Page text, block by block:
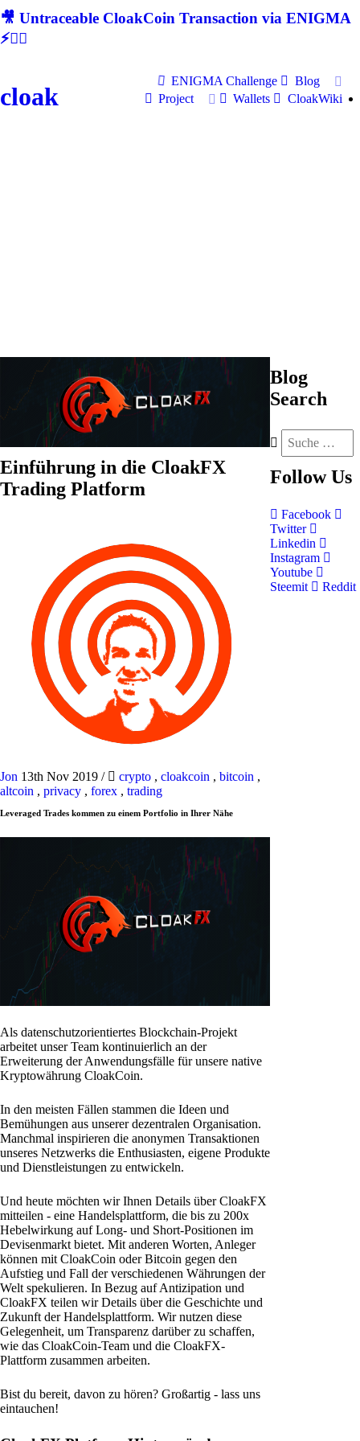
🎥 Untraceable CloakCoin Transaction via ENIGMA
⚡🕵‍♂
cloak
ENIGMA Challenge
Blog
Project
Wallets CloakWiki
Einführung in die CloakFX
Trading Platform
Jon 13th Nov 2019 / crypto , cloakcoin , bitcoin ,
altcoin , privacy , forex , trading
Leveraged Trades kommen zu einem Portfolio in Ihrer Nähe
Als datenschutzorientiertes Blockchain-Projekt
arbeitet unser Team kontinuierlich an der
Erweiterung der Anwendungsfälle für unsere native
Kryptowährung CloakCoin.
In den meisten Fällen stammen die Ideen und
Bemühungen aus unserer dezentralen Organisation.
Manchmal inspirieren die anonymen Transaktionen
unseres Netzwerks die Enthusiasten, eigene Produkte
und Dienstleistungen zu entwickeln.
Und heute möchten wir Ihnen Details über CloakFX
mitteilen - eine Handelsplattform, die bis zu 200x
Hebelwirkung auf Long- und Short-Positionen im
Devisenmarkt bietet. Mit anderen Worten, Anleger
können mit CloakCoin oder Bitcoin gegen den
Aufstieg und Fall der verschiedenen Währungen der
Welt spekulieren. In Bezug auf Antizipation und
CloakFX teilen wir Details über die Geschichte und
Zukunft der Handelsplattform. Wir nutzen diese
Gelegenheit, um Transparenz darüber zu schaffen,
wie das CloakCoin-Team und die CloakFX-
Plattform zusammen arbeiten.
Bist du bereit, davon zu hören? Großartig - lass uns
eintauchen!
Blog
Search
Follow Us
Facebook
Twitter
Linkedin
Instagram
Youtube
Steemit
Reddit